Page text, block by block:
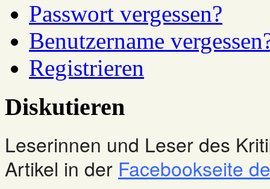
Passwort vergessen?
Benutzername
Registrieren
Diskutieren
Leserinnen und Leser des
Artikel in der Facebookseite